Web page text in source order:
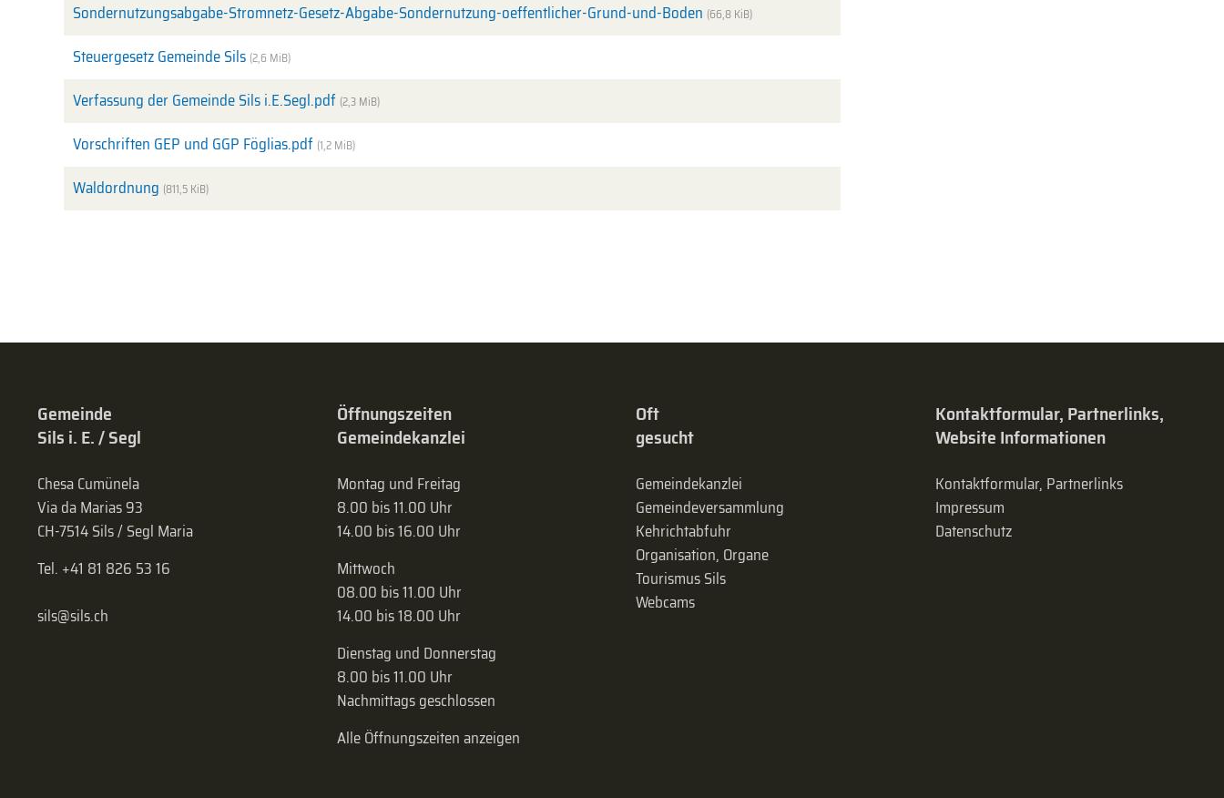
Sondernutzungsabgabe-Stromnetz-Gesetz-Abgabe-Sondernutzung-oeffentlicher-Grund-und-Boden (66,8 KiB)
Steuergesetz Gemeinde Sils (2,6 MiB)
Verfassung der Gemeinde Sils i.E.Segl.pdf (2,3 MiB)
Vorschriften GEP und GGP Föglias.pdf (1,2 MiB)
Waldordnung (811,5 KiB)
Gemeinde
Sils i. E. / Segl
Chesa Cumünela
Via da Marias 93
CH-7514 Sils / Segl Maria
Tel. +41 81 826 53 16
sils@sils.ch
Öffnungszeiten
Gemeindekanzlei
Montag und Freitag
8.00 bis 11.00 Uhr
14.00 bis 16.00 Uhr
Mittwoch
08.00 bis 11.00 Uhr
14.00 bis 18.00 Uhr
Dienstag und Donnerstag
8.00 bis 11.00 Uhr
Nachmittags geschlossen
Alle Öffnungszeiten anzeigen
Oft
gesucht
Gemeindekanzlei
Gemeinde­versammlung
Kehrichtabfuhr
Organisation, Organe
Tourismus Sils
Webcams
Kontaktformular, Partnerlinks,
Website Informationen
Kontaktformular, Partnerlinks
Impressum
Datenschutz